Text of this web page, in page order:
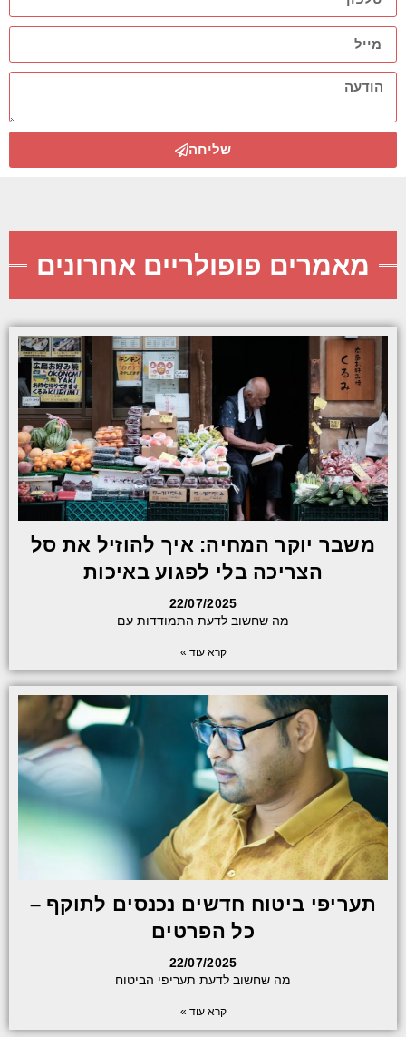
שליחה
מאמרים פופולריים אחרונים
משבר יוקר המחיה: איך להוזיל את סל
הצריכה בלי לפגוע באיכות
22/07/2025
מה שחשוב לדעת התמודדות עם
קרא עוד »
תעריפי ביטוח חדשים נכנסים לתוקף –
כל הפרטים
22/07/2025
מה שחשוב לדעת תעריפי הביטוח
קרא עוד »